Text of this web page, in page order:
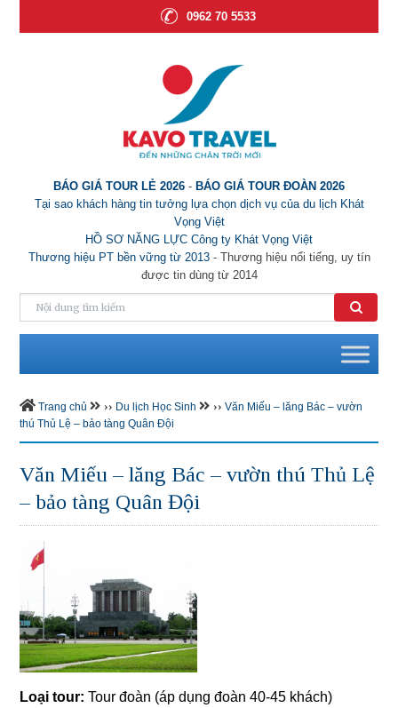
0962 70 5533
BÁO GIÁ TOUR LẺ 2026 - BÁO GIÁ TOUR ĐOÀN 2026
Tại sao khách hàng tin tưởng lựa chọn dịch vụ của du lịch Khát
Vọng Việt
HỒ SƠ NĂNG LỰC Công ty Khát Vọng Việt
Thương hiệu PT bền vững từ 2013- Thương hiệu nổi tiếng, uy tín
được tin dùng từ 2014
Trang chủ ›› Du lịch Học Sinh ›› Văn Miếu – lăng Bác – vườn
thú Thủ Lệ – bảo tàng Quân Đội
Văn Miếu – lăng Bác – vườn thú Thủ Lệ
– bảo tàng Quân Đội
Loại tour: Tour đoàn (áp dụng đoàn 40-45 khách)